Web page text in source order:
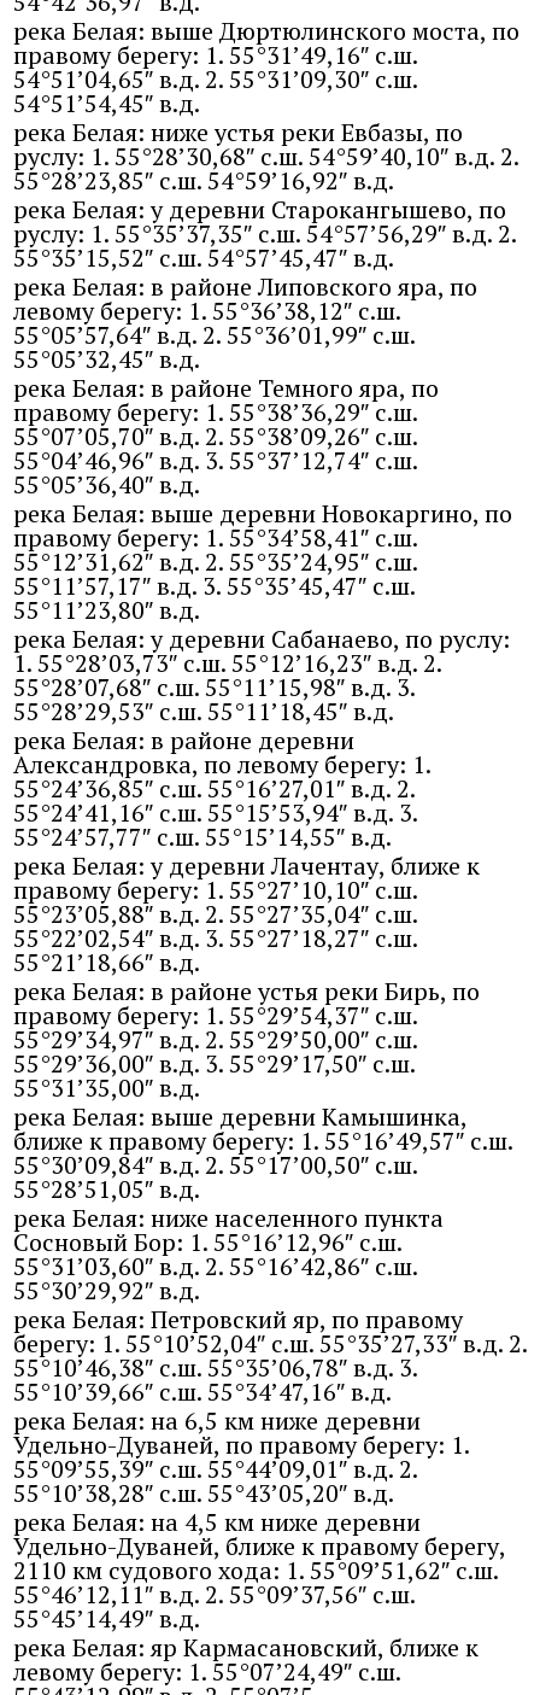
река Белая: выше Дюртюлинского моста, по
правому берегу: 1. 55°31’49,16″ с.ш.
54°51’04,65″ в.д. 2. 55°31’09,30″ с.ш.
54°51’54,45″ в.д.
река Белая: ниже устья реки Евбазы, по
руслу: 1. 55°28’30,68″ с.ш. 54°59’40,10″ в.д. 2.
55°28’23,85″ с.ш. 54°59’16,92″ в.д.
река Белая: у деревни Старокангышево, по
руслу: 1. 55°35’37,35″ с.ш. 54°57’56,29″ в.д. 2.
55°35’15,52″ с.ш. 54°57’45,47″ в.д.
река Белая: в районе Липовского яра, по
левому берегу: 1. 55°36’38,12″ с.ш.
55°05’57,64″ в.д. 2. 55°36’01,99″ с.ш.
55°05’32,45″ в.д.
река Белая: в районе Темного яра, по
правому берегу: 1. 55°38’36,29″ с.ш.
55°07’05,70″ в.д. 2. 55°38’09,26″ с.ш.
55°04’46,96″ в.д. 3. 55°37’12,74″ с.ш.
55°05’36,40″ в.д.
река Белая: выше деревни Новокаргино, по
правому берегу: 1. 55°34’58,41″ с.ш.
55°12’31,62″ в.д. 2. 55°35’24,95″ с.ш.
55°11’57,17″ в.д. 3. 55°35’45,47″ с.ш.
55°11’23,80″ в.д.
река Белая: у деревни Сабанаево, по руслу:
1. 55°28’03,73″ с.ш. 55°12’16,23″ в.д. 2.
55°28’07,68″ с.ш. 55°11’15,98″ в.д. 3.
55°28’29,53″ с.ш. 55°11’18,45″ в.д.
река Белая: в районе деревни
Александровка, по левому берегу: 1.
55°24’36,85″ с.ш. 55°16’27,01″ в.д. 2.
55°24’41,16″ с.ш. 55°15’53,94″ в.д. 3.
55°24’57,77″ с.ш. 55°15’14,55″ в.д.
река Белая: у деревни Лачентау, ближе к
правому берегу: 1. 55°27’10,10″ с.ш.
55°23’05,88″ в.д. 2. 55°27’35,04″ с.ш.
55°22’02,54″ в.д. 3. 55°27’18,27″ с.ш.
55°21’18,66″ в.д.
река Белая: в районе устья реки Бирь, по
правому берегу: 1. 55°29’54,37″ с.ш.
55°29’34,97″ в.д. 2. 55°29’50,00″ с.ш.
55°29’36,00″ в.д. 3. 55°29’17,50″ с.ш.
55°31’35,00″ в.д.
река Белая: выше деревни Камышинка,
ближе к правому берегу: 1. 55°16’49,57″ с.ш.
55°30’09,84″ в.д. 2. 55°17’00,50″ с.ш.
55°28’51,05″ в.д.
река Белая: ниже населенного пункта
Сосновый Бор: 1. 55°16’12,96″ с.ш.
55°31’03,60″ в.д. 2. 55°16’42,86″ с.ш.
55°30’29,92″ в.д.
река Белая: Петровский яр, по правому
берегу: 1. 55°10’52,04″ с.ш. 55°35’27,33″ в.д. 2.
55°10’46,38″ с.ш. 55°35’06,78″ в.д. 3.
55°10’39,66″ с.ш. 55°34’47,16″ в.д.
река Белая: на 6,5 км ниже деревни
Удельно-Дуваней, по правому берегу: 1.
55°09’55,39″ с.ш. 55°44’09,01″ в.д. 2.
55°10’38,28″ с.ш. 55°43’05,20″ в.д.
река Белая: на 4,5 км ниже деревни
Удельно-Дуваней, ближе к правому берегу,
2110 км судового хода: 1. 55°09’51,62″ с.ш.
55°46’12,11″ в.д. 2. 55°09’37,56″ с.ш.
55°45’14,49″ в.д.
река Белая: яр Кармасановский, ближе к
левому берегу: 1. 55°07’24,49″ с.ш.